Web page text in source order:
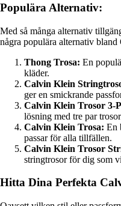
Populära Alternativ:
Med så många alternativ
några populära alternativ
Thong Trosa: En
kläder.
Calvin Klein
ger en smickrande
Calvin Klein Trosor 3-
lösning med tre par
Calvin Klein Trosa: En
passar för alla tillfällen.
Calvin Klein Trosor
stringtrosor för dig som
Hitta Dina Perfekta